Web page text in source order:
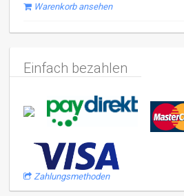
Warenkorb ansehen
Einfach bezahlen
Zahlungsmethoden